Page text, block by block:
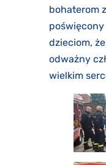
bohaterom
dzieciom,
odważny
wielkim